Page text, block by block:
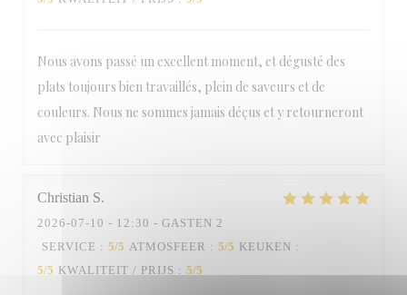
Nous avons passé un excellent moment, et dégusté des
plats toujours bien travaillés, plein de saveurs et de
couleurs. Nous ne sommes jamais déçus et y retourneront
avec plaisir
Christian S
2026-07-10 - 12:30 - GASTEN 2
SERVICE : 5/5 ATMOSFEER : 5/5 KEUKEN :
5/5 KWALITEIT / PRIJS : 5/5